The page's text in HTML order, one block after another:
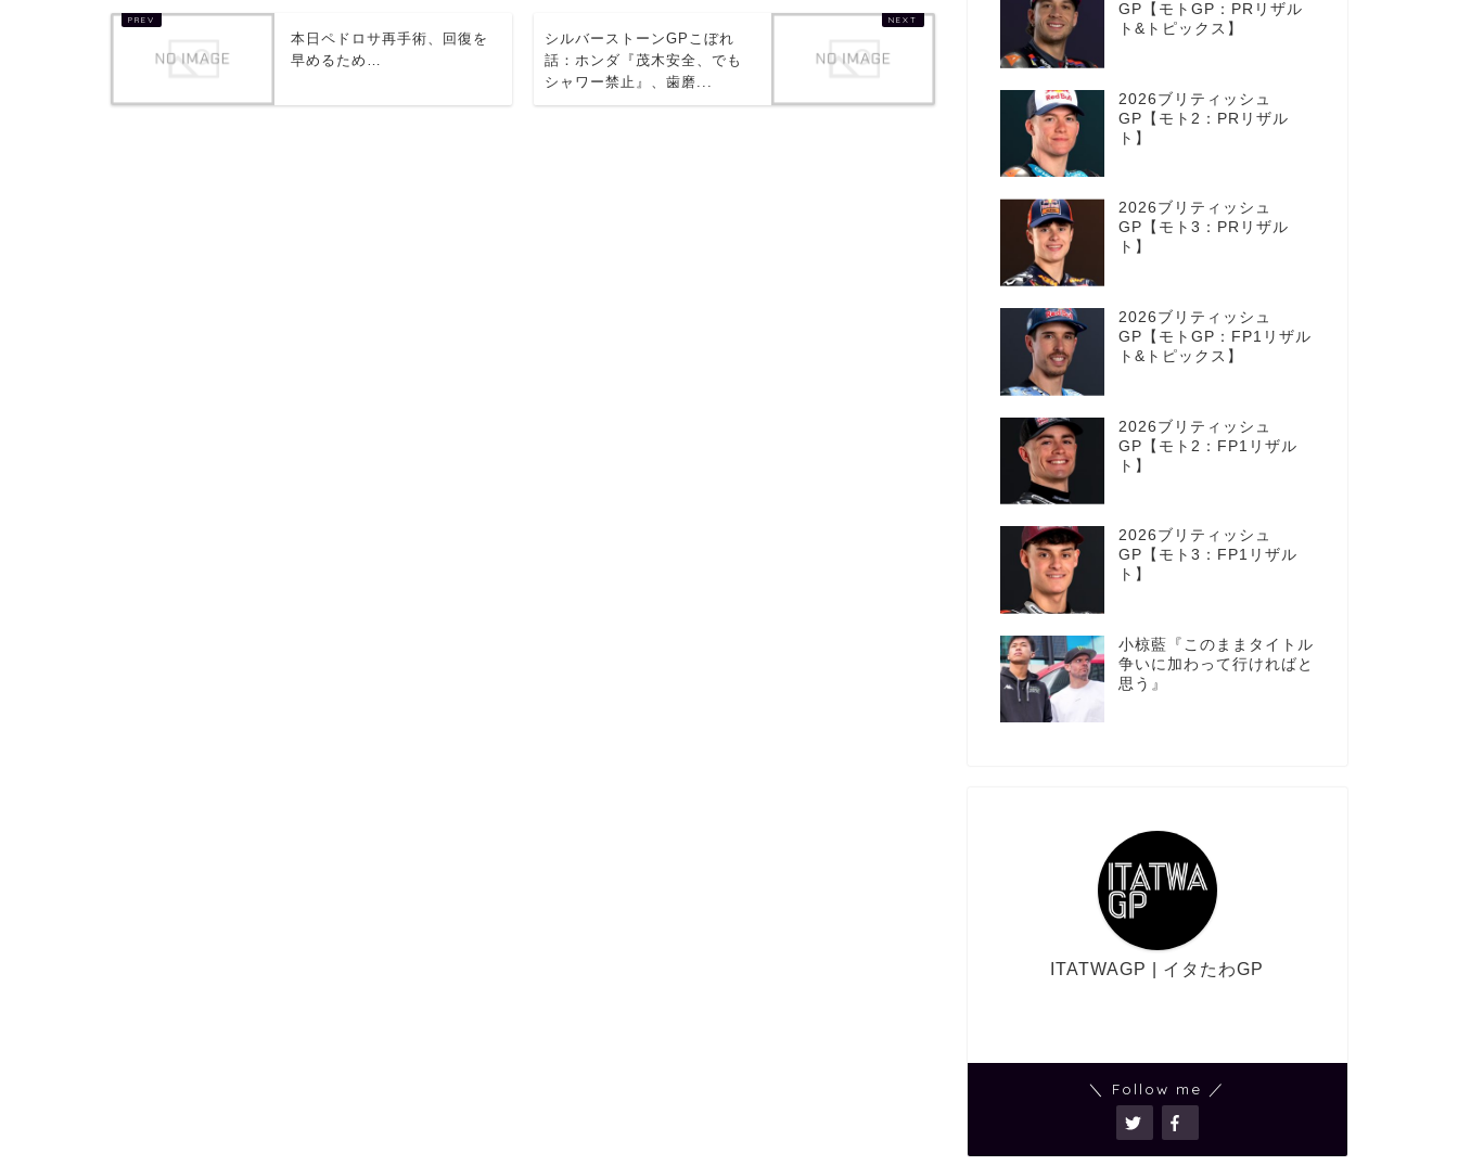
本日ペドロサ再手術、回復を
早めるため…
シルバーストーンGPこぼれ
話：ホンダ『茂木安全、でも
シャワー禁止』、歯磨...
GP【モトGP：PRリザル
ト&トピックス】
2026ブリティッシュ
GP【モト2：PRリザル
ト】
2026ブリティッシュ
GP【モト3：PRリザル
ト】
2026ブリティッシュ
GP【モトGP：FP1リザル
ト&トピックス】
2026ブリティッシュ
GP【モト2：FP1リザル
ト】
2026ブリティッシュ
GP【モト3：FP1リザル
ト】
小椋藍『このままタイトル
争いに加わって行ければと
思う』
ITATWAGP | イタたわGP
＼ Follow me ／